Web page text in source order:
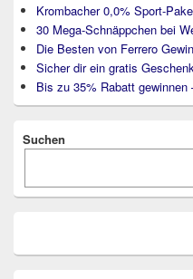
Krombacher 0,0% Sport-
30 Mega-Schnäppchen bei
Die Besten von Ferrero
Sicher dir ein gratis
Bis zu 35% Rabatt gewinnen
Suchen